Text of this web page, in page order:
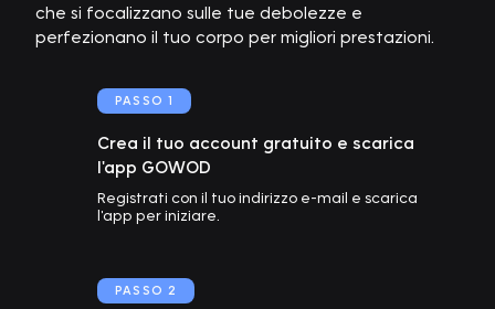
che si focalizzano sulle tue debolezze e
perfezionano il tuo corpo per migliori prestazioni.
PASSO1
Crea il tuo account gratuito e scarica
l'app GOWOD
Registrati con il tuo indirizzo e-mail e scarica
l'app per iniziare.
PASSO2